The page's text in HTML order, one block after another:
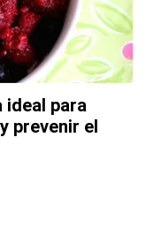
ideal para
prevenir el